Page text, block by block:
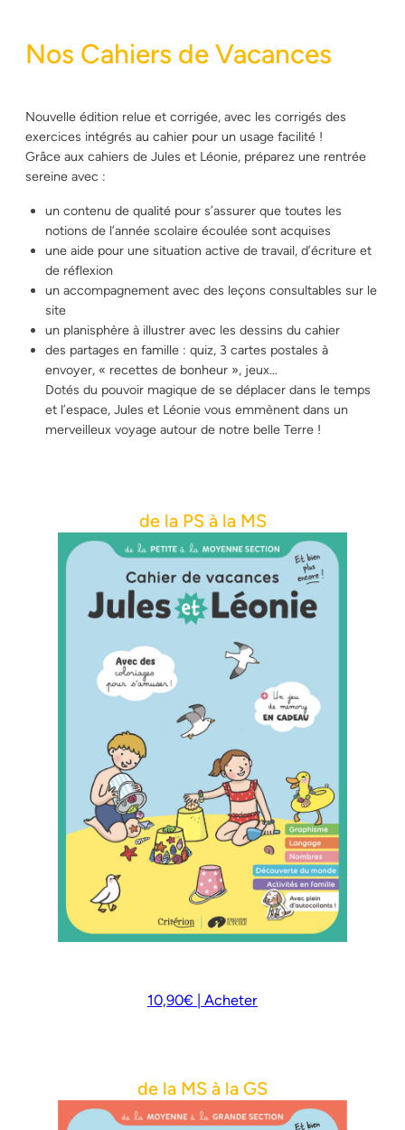
Nos Cahiers de Vacances
Nouvelle édition relue et corrigée, avec les corrigés des
exercices intégrés au cahier pour un usage facilité !
Grâce aux cahiers de Jules et Léonie, préparez une rentrée
sereine avec :
un contenu de qualité pour s’assurer que toutes les
notions de l’année scolaire écoulée sont acquises
une aide pour une situation active de travail, d’écriture et
de réflexion
un accompagnement avec des leçons consultables sur le
site
un planisphère à illustrer avec les dessins du cahier
des partages en famille : quiz, 3 cartes postales à
envoyer, « recettes de bonheur », jeux…
Dotés du pouvoir magique de se déplacer dans le temps
et l’espace, Jules et Léonie vous emmènent dans un
merveilleux voyage autour de notre belle Terre !
de la PS à la MS
10,90€ | Acheter
de la MS à la GS